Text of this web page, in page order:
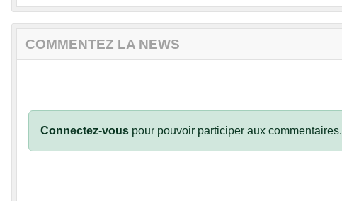
COMMENTEZ LA NEWS
Connectez-vous pour pouvoir participer aux commentaires.